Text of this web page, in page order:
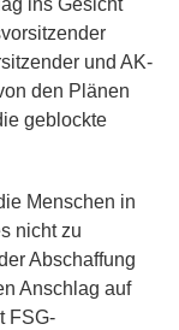
ins Gesicht
und AK-
den Plänen
geblockte
Menschen in
nicht zu
Abschaffung
Anschlag auf
FSG-